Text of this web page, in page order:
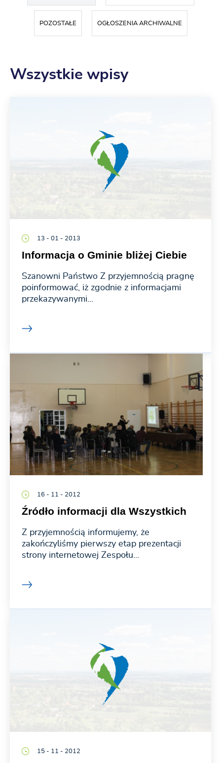
POZOSTAŁE OGŁOSZENIA ARCHIWALNE
Wszystkie wpisy
13 - 01 - 2013
Informacja o Gminie bliżej Ciebie
Szanowni Państwo Z przyjemnością pragnę
poinformować, iż zgodnie z informacjami
przekazywanymi...
16 - 11 - 2012
Źródło informacji dla Wszystkich
Z przyjemnością informujemy, że
zakończyliśmy pierwszy etap prezentacji
strony internetowej Zespołu...
15 - 11 - 2012